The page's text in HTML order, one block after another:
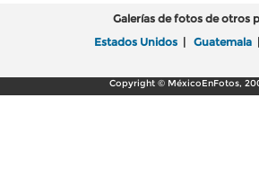
Galerías de fotos de otros
Estados Unidos | Guatemala
Copyright © MéxicoEnFotos,